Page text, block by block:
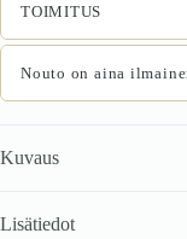
TOIMITUS
Nouto on aina
Kuvaus
Lisätiedot